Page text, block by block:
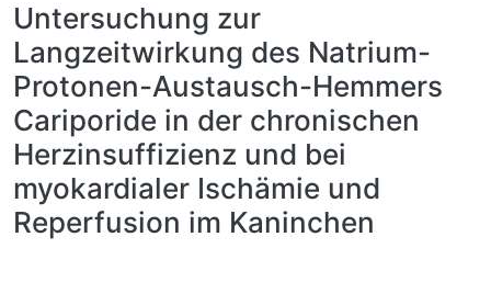
Untersuchung zur
Langzeitwirkung des Natrium-
Protonen-Austausch-Hemmers
Cariporide in der chronischen
Herzinsuffizienz und bei
myokardialer Ischämie und
Reperfusion im Kaninchen